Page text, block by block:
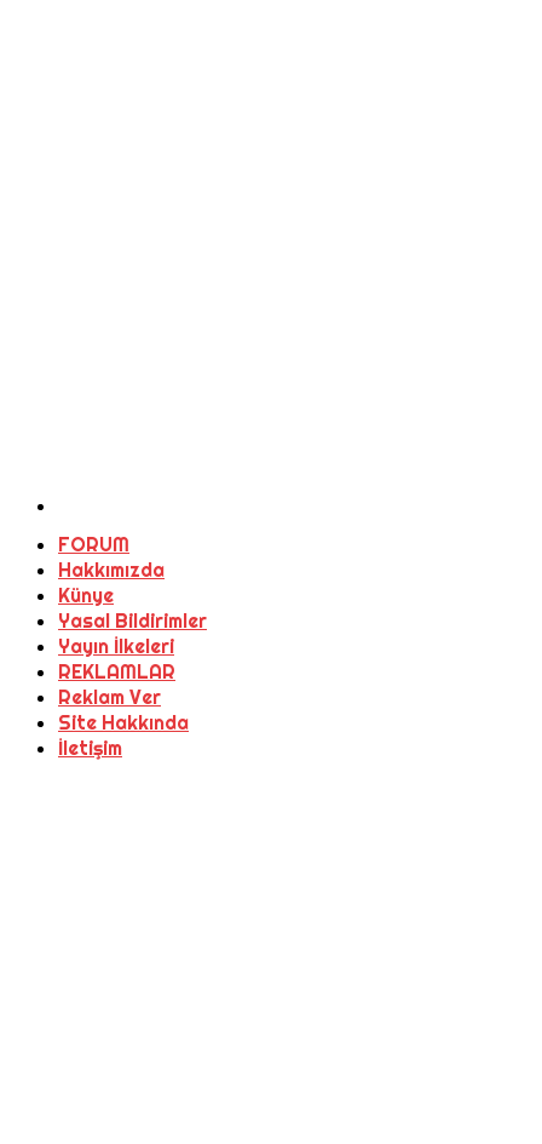
FORUM
Hakkımızda
Künye
Yasal Bildirimler
Yayın İlkeleri
REKLAMLAR
Reklam Ver
Site Hakkında
İletişim